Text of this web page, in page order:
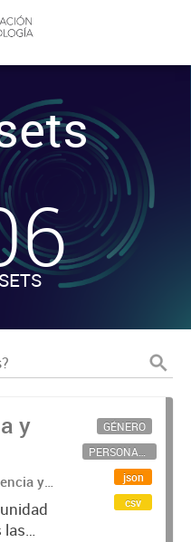
y
y
las
GÉNERO
PERSONAL CIENTÍFICO-TECNOLÓGICO
json
csv